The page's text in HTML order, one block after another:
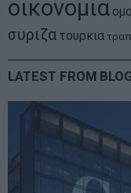
οικονομια
συριζα τουρκια
LATEST FROM